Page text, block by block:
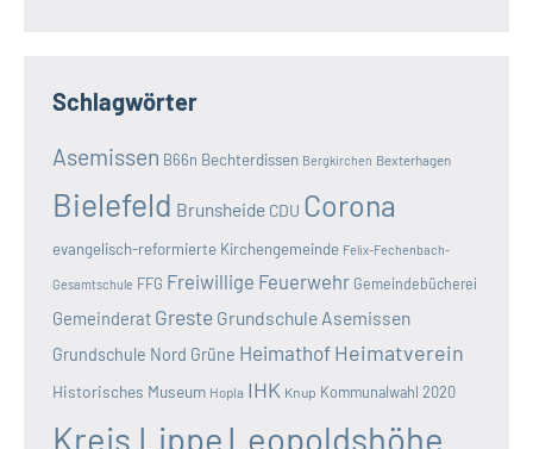
Schlagwörter
Asemissen B66n Bechterdissen Bergkirchen Bexterhagen
Bielefeld Brunsheide CDU Corona
evangelisch-reformierte Kirchengemeinde Felix-Fechenbach-
Gesamtschule FFG Freiwillige Feuerwehr Gemeindebücherei
Gemeinderat Greste Grundschule Asemissen
Grundschule Nord Grüne Heimathof Heimatverein
Historisches Museum Hopla IHK Knup Kommunalwahl 2020
Kreis Lippe Leopoldshöhe